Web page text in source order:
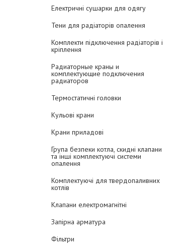
Електричні сушарки для одягу
Тени для радіаторів опалення
Комплекти підключення радіаторів і
кріплення
Радиаторные краны и
комплектующие подключения
радиаторов
Термостатичні головки
Кульові крани
Крани приладові
Група безпеки котла, скидні клапани
та інші комплектуючі системи
опалення
Комплектуючі для твердопаливних
котлів
Клапани електромагнітні
Запірна арматура
Фільтри